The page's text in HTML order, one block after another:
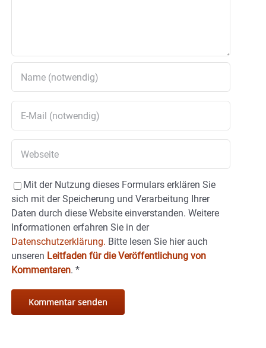
Mit der Nutzung dieses Formulars erklären Sie
sich mit der Speicherung und Verarbeitung Ihrer
Daten durch diese Website einverstanden. Weitere
Informationen erfahren Sie in der
Datenschutzerklärung. Bitte lesen Sie hier auch
unseren Leitfaden für die Veröffentlichung von
Kommentaren. *